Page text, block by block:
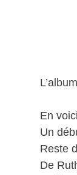
En
Un
Reste
De